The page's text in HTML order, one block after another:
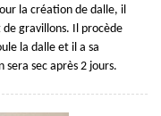
la création de dalle, il
gravillons. Il procède
la dalle et il a sa
sec après 2 jours.